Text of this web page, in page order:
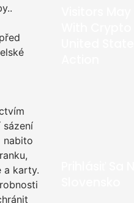
nabito
a karty.